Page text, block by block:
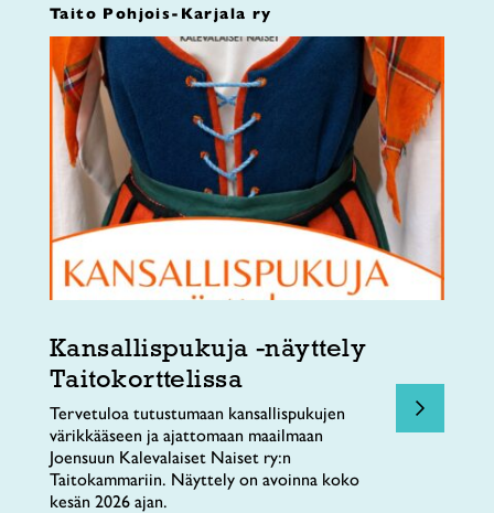
Taito Pohjois-Karjala ry
Kansallispukuja -näyttely
Taitokorttelissa
Tervetuloa tutustumaan kansallispukujen
värikkääseen ja ajattomaan maailmaan
Joensuun Kalevalaiset Naiset ry:n
Taitokammariin. Näyttely on avoinna koko
kesän 2026 ajan.